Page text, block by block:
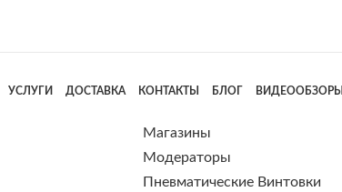
УСЛУГИ ДОСТАВКА КОНТАКТЫ БЛОГ ВИДЕООБЗОРЫ
Магазины
Модераторы
Пневматические Винтовки